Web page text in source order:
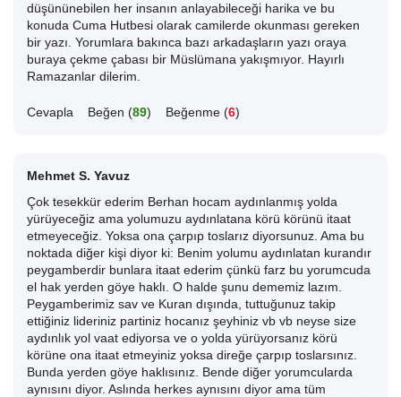
düşününebilen her insanın anlayabileceği harika ve bu
konuda Cuma Hutbesi olarak camilerde okunması gereken
bir yazı. Yorumlara bakınca bazı arkadaşların yazı oraya
buraya çekme çabası bir Müslümana yakışmıyor. Hayırlı
Ramazanlar dilerim.
Cevapla Beğen (89) Beğenme (6)
Mehmet S. Yavuz
Çok tesekkür ederim Berhan hocam aydınlanmış yolda
yürüyeceğiz ama yolumuzu aydınlatana körü körünü itaat
etmeyeceğiz. Yoksa ona çarpıp toslarız diyorsunuz. Ama bu
noktada diğer kişi diyor ki: Benim yolumu aydınlatan kurandır
peygamberdir bunlara itaat ederim çünkü farz bu yorumcuda
el hak yerden göye haklı. O halde şunu dememiz lazım.
Peygamberimiz sav ve Kuran dışında, tuttuğunuz takip
ettiğiniz lideriniz partiniz hocanız şeyhiniz vb vb neyse size
aydınlık yol vaat ediyorsa ve o yolda yürüyorsanız körü
körüne ona itaat etmeyiniz yoksa direğe çarpıp toslarsınız.
Bunda yerden göye haklısınız. Bende diğer yorumcularda
aynısını diyor. Aslında herkes aynısını diyor ama tüm